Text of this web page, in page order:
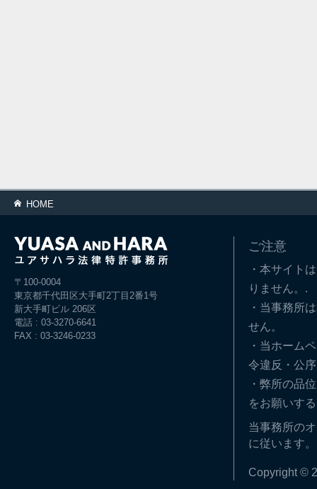
HOME
〒100-0004
東京都千代田区大手町2丁目2番1号
新大手町ビル 206区
電話 : 03-3270-6641
FAX : 03-3246-0233
ご注意
・本サイト
りません。.
・当事務所
せん。
・当ホーム
令違反・公
・弊所の品
をお願いす
当事務所の
に従います。
Copyright ©